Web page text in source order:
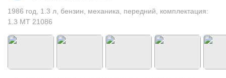
1986 год 1.3 л бензин механика передний
комплектация:
1.3 MT 21086